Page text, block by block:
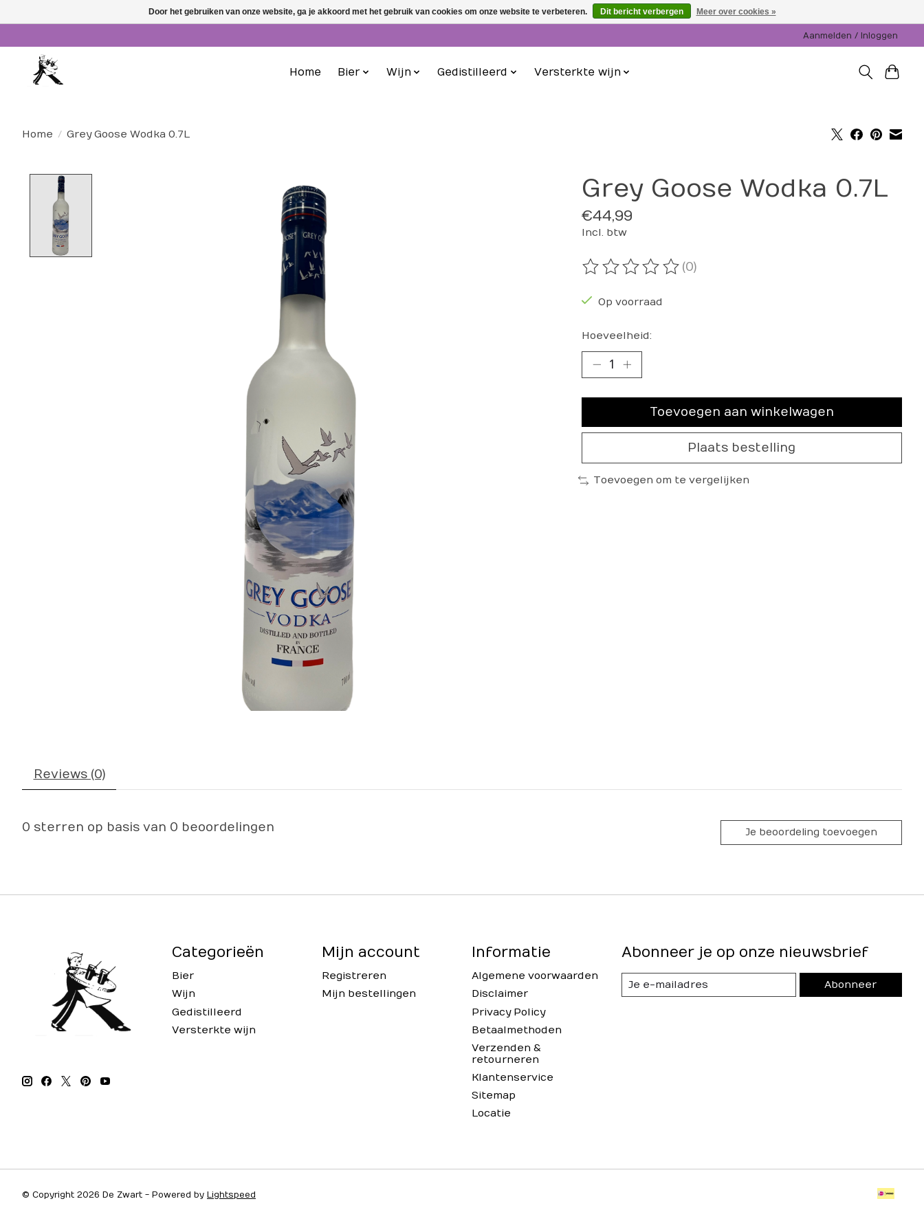
Aanmelden / Inloggen
Home Bier Wijn Gedistilleerd Versterkte wijn
Home / Grey Goose Wodka 0.7L
Grey Goose Wodka 0.7L
€44,99
Incl. btw
De beoordeling van dit product is
(0)
Op voorraad
Hoeveelheid:
Toevoegen aan winkelwagen
Plaats bestelling
Toevoegen om te vergelijken
Reviews (0)
0 sterren op basis van 0 beoordelingen Je beoordeling toevoegen
Categorieën
Bier
Wijn
Gedistilleerd
Versterkte wijn
Mijn account
Registreren
Mijn bestellingen
Informatie
Algemene voorwaarden
Disclaimer
Privacy Policy
Betaalmethoden
Verzenden &
retourneren
Klantenservice
Sitemap
Locatie
Abonneer je op onze nieuwsbrief
Abonneer
© Copyright 2026 De Zwart - Powered by Lightspeed
Door het gebruiken van onze website, ga je akkoord met het gebruik van cookies om onze website te verbeteren. Dit bericht verbergen Meer over cookies »